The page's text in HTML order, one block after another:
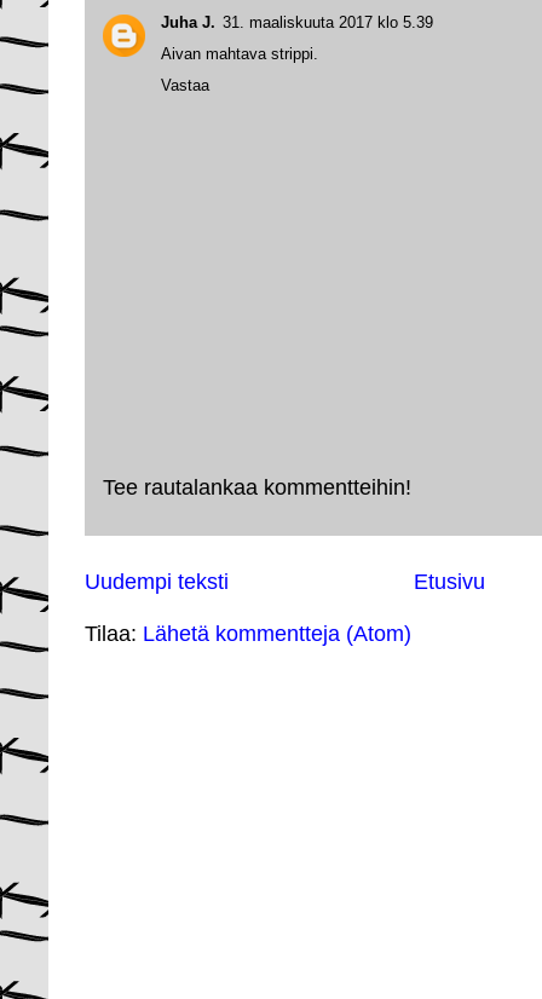
Juha J. 31. maaliskuuta 2017 klo 5.39
Aivan mahtava strippi.
Vastaa
Tee rautalankaa kommentteihin!
Uudempi teksti Etusivu
Tilaa: Lähetä kommentteja (Atom)